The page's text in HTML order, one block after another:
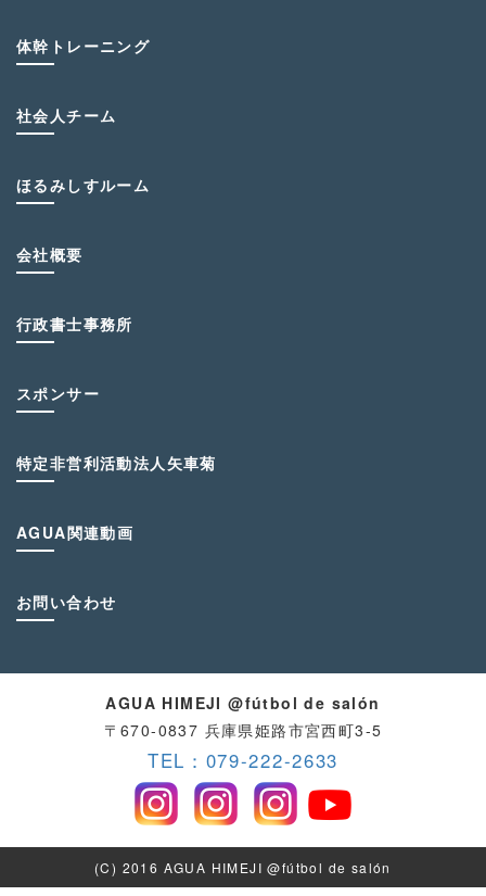
体幹トレーニング
社会人チーム
ほるみしすルーム
会社概要
行政書士事務所
スポンサー
特定非営利活動法人矢車菊
AGUA関連動画
お問い合わせ
AGUA HIMEJI @fútbol de salón
〒670-0837 兵庫県姫路市宮西町3-5
TEL：079-222-2633
(C) 2016 AGUA HIMEJI @fútbol de salón